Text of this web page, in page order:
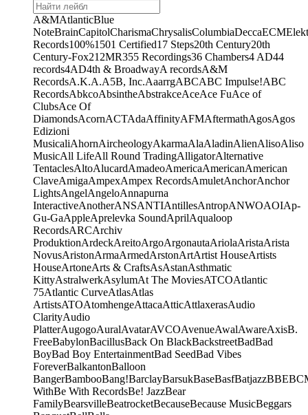
A&MAtlanticBlue
NoteBrainCapitolCharismaChrysalisColumbiaDeccaECM
Records100%1501 Certified17 Steps20th Century20th
Century-Fox21 2MR355 Recordings36 Chambers4 AD44
records4AD4th & BroadwayA recordsA&M
RecordsA.K.A.A5B, Inc.AaarrgABCABC Impulse!ABC
RecordsAbkcoAbsintheAbstrakceAceAce FuAce of
ClubsAce Of
DiamondsAcornACTAdaAffinityAFMAftermathAgosAgos
Edizioni
MusicaliAhornAircheologyAkarmaAlaAladinAlienAlisoAliso
MusicAll LifeAll Round TradingAlligatorAlternative
TentaclesAltoAlucardAmadeoAmericaAmericanAmerican
ClaveAmigaAmpexAmpex RecordsAmuletAnchorAnchor
LightsAngelAngeloAnnapurna
InteractiveAnotherANSANTIAntillesAntropANWOAOIAp-
Gu-GaAppleAprelevka SoundAprilAqualoop
RecordsARCArchiv
ProduktionArdeckAreitoArgoArgonautaAriolaAristaArista
NovusAristonArmaArmedArstonArtArtist HouseArtists
HouseArtoneArts & CraftsAsAstanAsthmatic
KittyAstralwerkAsylumAt The MoviesATCOAtlantic
75Atlantic CurveAtlasAtlas
ArtistsATOAtomhengeAttacaAtticAttlaxerasAudio
ClarityAudio
PlatterAugogoAuralAvatarAVCOAvenueAwalAwareAxisB.
FreeBabylonBacillusBack On BlackBackstreetBadBad
BoyBad Boy EntertainmentBad SeedBad Vibes
ForeverBalkantonBalloon
BangerBambooBang!BarclayBarsukBaseBasfBatjazzBBE
WithBe With RecordsBe! JazzBear
FamilyBearsvilleBeatrocketBecauseBecause MusicBeggars